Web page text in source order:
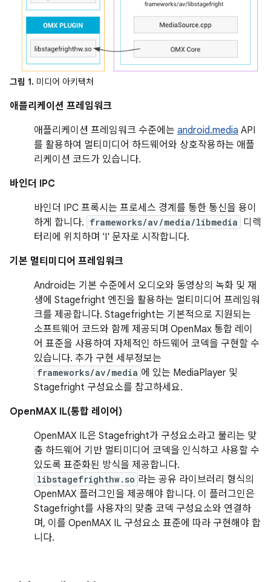
그림 1. 미디어 아키텍처
애플리케이션 프레임워크
애플리케이션 프레임워크 수준에는 android.media API
를 활용하여 멀티미디어 하드웨어와 상호작용하는 애플
리케이션 코드가 있습니다.
바인더 IPC
바인더 IPC 프록시는 프로세스 경계를 통한 통신을 용이
하게 합니다. frameworks/av/media/libmedia 디렉
터리에 위치하며 'I' 문자로 시작합니다.
기본 멀티미디어 프레임워크
Android는 기본 수준에서 오디오와 동영상의 녹화 및 재
생에 Stagefright 엔진을 활용하는 멀티미디어 프레임워
크를 제공합니다. Stagefright는 기본적으로 지원되는
소프트웨어 코드와 함께 제공되며 OpenMax 통합 레이
어 표준을 사용하여 자체적인 하드웨어 코덱을 구현할 수
있습니다. 추가 구현 세부정보는
frameworks/av/media 에 있는 MediaPlayer 및
Stagefright 구성요소를 참고하세요.
OpenMAX IL(통합 레이어)
OpenMAX IL은 Stagefright가 구성요소라고 불리는 맞
춤 하드웨어 기반 멀티미디어 코덱을 인식하고 사용할 수
있도록 표준화된 방식을 제공합니다.
libstagefrighthw.so 라는 공유 라이브러리 형식의
OpenMAX 플러그인을 제공해야 합니다. 이 플러그인은
Stagefright를 사용자의 맞춤 코덱 구성요소와 연결하
며, 이를 OpenMAX IL 구성요소 표준에 따라 구현해야 합
니다.